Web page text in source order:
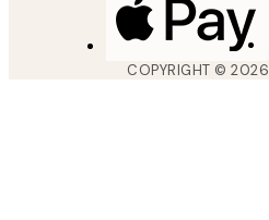
COPYRIGHT ©2026